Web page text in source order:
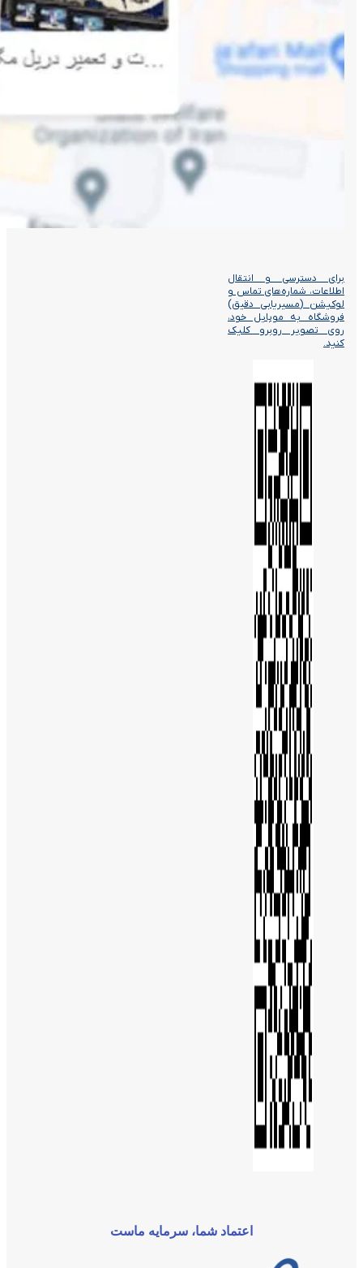
برای دسترسی و انتقال
اطلاعات، شماره‌های تماس و
لوکیشن (مسیریابی دقیق)
فروشگاه به موبایل خود،
روی تصویر روبرو کلیک
کنید.
اعتماد شما، سرمایه ماست